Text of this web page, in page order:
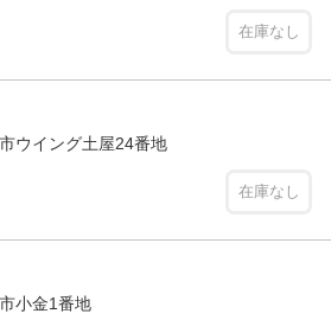
在庫なし
ウイング土屋24番地
在庫なし
小金1番地